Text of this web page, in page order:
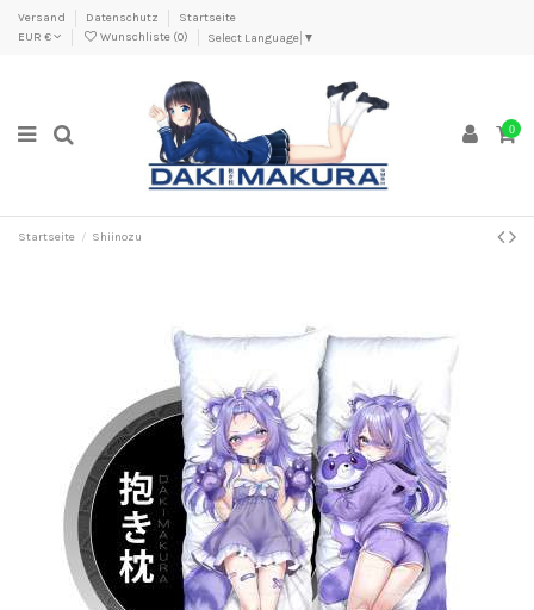
Versand Datenschutz
Startseite
EUR €
Wunschliste (0) Select Language ▼
0
Startseite Shiinozu